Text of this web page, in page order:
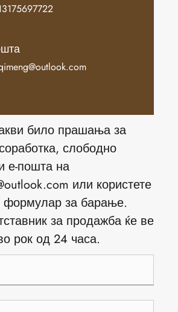
било прашања за
слободно
е-пошта на
или користете
формулар за барање.
за продажба ќе ве
рок од 24 часа.